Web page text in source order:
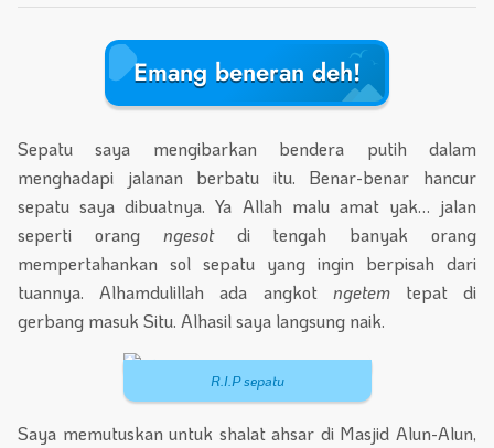
Emang beneran deh!
Sepatu saya mengibarkan bendera putih dalam
menghadapi jalanan berbatu itu. Benar-benar hancur
sepatu saya dibuatnya. Ya Allah malu amat yak… jalan
seperti orang ngesotdi tengah banyak orang
mempertahankan sol sepatu yang ingin berpisah dari
tuannya. Alhamdulillah ada angkot ngetem tepat di
gerbang masuk Situ. Alhasil saya langsung naik.
R.I.P sepatu
Saya memutuskan untuk shalat ahsar di Masjid Alun-Alun,